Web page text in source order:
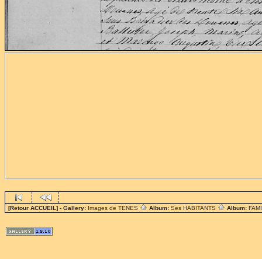
[Retour ACCUEIL] - Gallery: Images de TENES Album: Ses HABITANTS Album: